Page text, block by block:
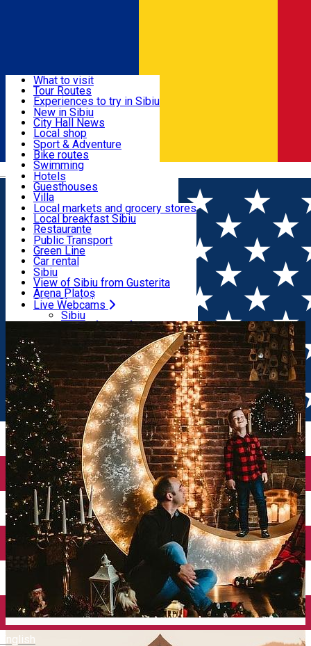
Română
English
Useful info
Activities & Adventure
Accommodation
Food, Drinks & Nightlife
Transport & Parking
Live Webcams
What to visit
Tour Routes
Experiences to try in Sibiu
Podcast
Culture
Museums
Churches
Parks, Zoo
County of Sibiu
New in Sibiu
City Hall News
Local shop
Sibiu artisans
Sibiul Verde
Public services
Education
How do I get to Sibiu
Tourist Info
Tour Guides
Guided tours
Publicații locale
Beauty salons
Sport & Adventure
Bike routes
Swimming
Riding
Indoor activities
Loc de joacă indoor
Loc de joacă outdoor
Ski
Ice skating
Yoga
Hotels
Guesthouses
Villa
Hostels
Motel
Camping
Renting rooms
Rooms for rent
Accommodation outside Sibiu
Local markets and grocery stores
Local breakfast Sibiu
Restaurante
Pizza
Fast Food
Coffee
Sweets
Pub, Bar
Night clubs
Bakeries
Public Transport
Green Line
Car rental
Rent a bike
Scooter rentals
Taxi
Ride Sharing
Parking tickets
Parking places
Electric vehicle charging points
Sibiu
View of Sibiu from Gusterita
Arena Platoș
Live Webcams
Sibiu
View of Sibiu from Gusterita
Arena Platoș
Home Local brand